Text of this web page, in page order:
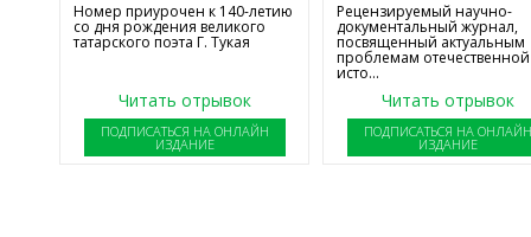
Номер приурочен к 140-летию
со дня рождения великого
татарского поэта Г. Тукая
Читать отрывок
ПОДПИСАТЬСЯ НА ОНЛАЙН
ИЗДАНИЕ
Рецензируемый научно-
документальный журнал,
посвященный актуальным
проблемам отечественной
исто...
Читать отрывок
ПОДПИСАТЬСЯ НА
ИЗДАНИЕ